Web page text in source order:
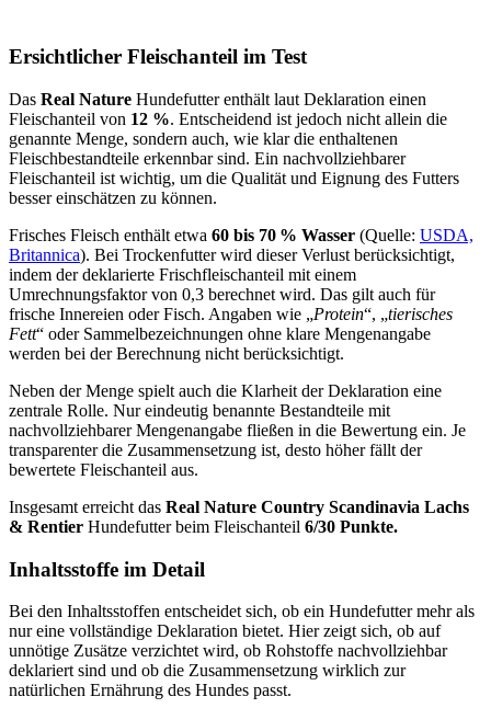
Ersichtlicher Fleischanteil im Test
Das Real Nature Hundefutter enthält laut Deklaration einen
Fleischanteil von 12 %. Entscheidend ist jedoch nicht allein die
genannte Menge, sondern auch, wie klar die enthaltenen
Fleischbestandteile erkennbar sind. Ein nachvollziehbarer
Fleischanteil ist wichtig, um die Qualität und Eignung des Futters
besser einschätzen zu können.
Frisches Fleisch enthält etwa 60 bis 70 % Wasser (Quelle: USDA,
Britannica). Bei Trockenfutter wird dieser Verlust berücksichtigt,
indem der deklarierte Frischfleischanteil mit einem
Umrechnungsfaktor von 0,3 berechnet wird. Das gilt auch für
frische Innereien oder Fisch. Angaben wie „Protein“, „tierisches
Fett“ oder Sammelbezeichnungen ohne klare Mengenangabe
werden bei der Berechnung nicht berücksichtigt.
Neben der Menge spielt auch die Klarheit der Deklaration eine
zentrale Rolle. Nur eindeutig benannte Bestandteile mit
nachvollziehbarer Mengenangabe fließen in die Bewertung ein. Je
transparenter die Zusammensetzung ist, desto höher fällt der
bewertete Fleischanteil aus.
Insgesamt erreicht das Real Nature Country Scandinavia Lachs
& Rentier Hundefutter beim Fleischanteil 6/30 Punkte.
Inhaltsstoffe im Detail
Bei den Inhaltsstoffen entscheidet sich, ob ein Hundefutter mehr als
nur eine vollständige Deklaration bietet. Hier zeigt sich, ob auf
unnötige Zusätze verzichtet wird, ob Rohstoffe nachvollziehbar
deklariert sind und ob die Zusammensetzung wirklich zur
natürlichen Ernährung des Hundes passt.